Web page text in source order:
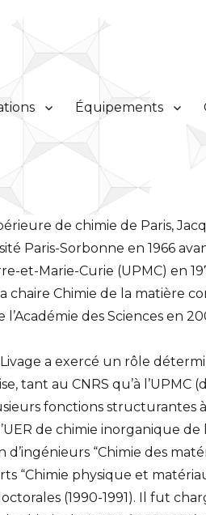
Équipements
de chimie de Paris,
Paris-Sorbonne en 1966
et-Marie-Curie (UPMC) en
chaire Chimie de la matière
des Sciences en
a exercé un rôle
tant au CNRS qu’à l’UPMC
fonctions structurantes à
de chimie inorganique de
“Chimie des
“Chimie physique et
(1990-1991). Il fut